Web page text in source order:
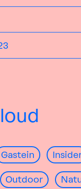
Gastein
Outdoor